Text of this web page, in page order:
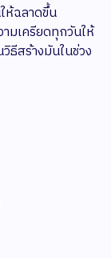
ห้ฉลาดขึ้น
มเครียดทุกวันให้
ธีสร้างมันในช่วง